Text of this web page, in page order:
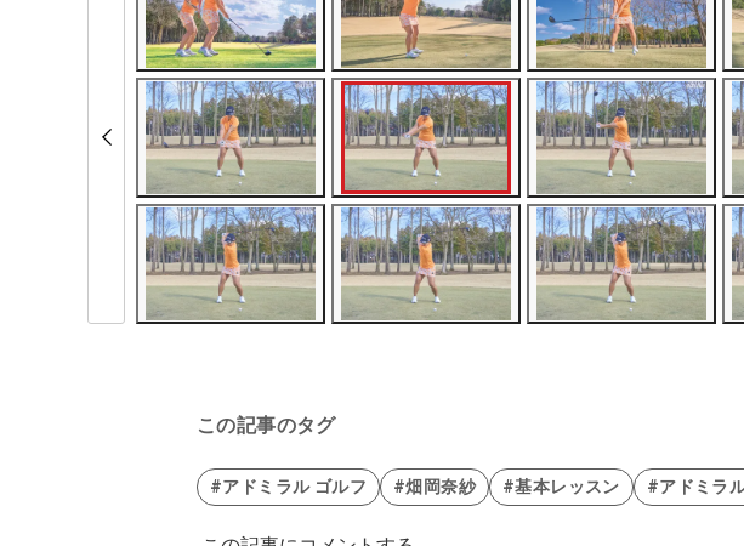
この記事のタグ
#アドミラル ゴルフ #畑岡奈紗 #基本レッスン #アドミラ